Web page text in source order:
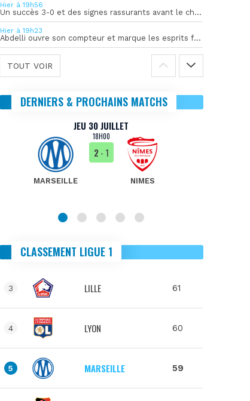
Hier à 19h56
Un succès 3-0 et des signes rassurants avant le choc face à Bilbao
Hier à 19h23
Abdelli ouvre son compteur et marque les esprits face à Al-Shahania
TOUT VOIR
DERNIERS & PROCHAINS MATCHS
JEU 30 JUILLET
18H00
MARSEILLE
2- 1
NIMES
CLASSEMENT LIGUE 1
3 LILLE 61
4 LYON 60
5 MARSEILLE 59